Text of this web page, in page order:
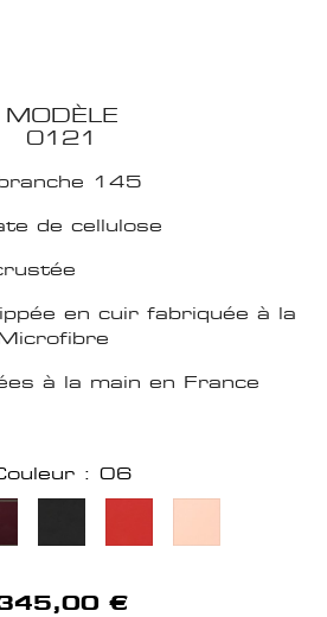
MODÈLE
0121
145
de cellulose
en cuir fabriquée à la
à la main en France
: 06
€